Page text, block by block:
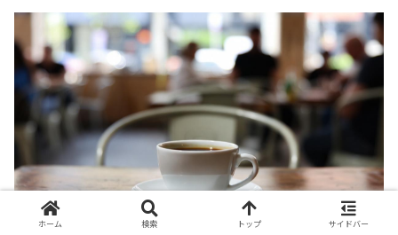
ホーム 検索 トップ サイドバー